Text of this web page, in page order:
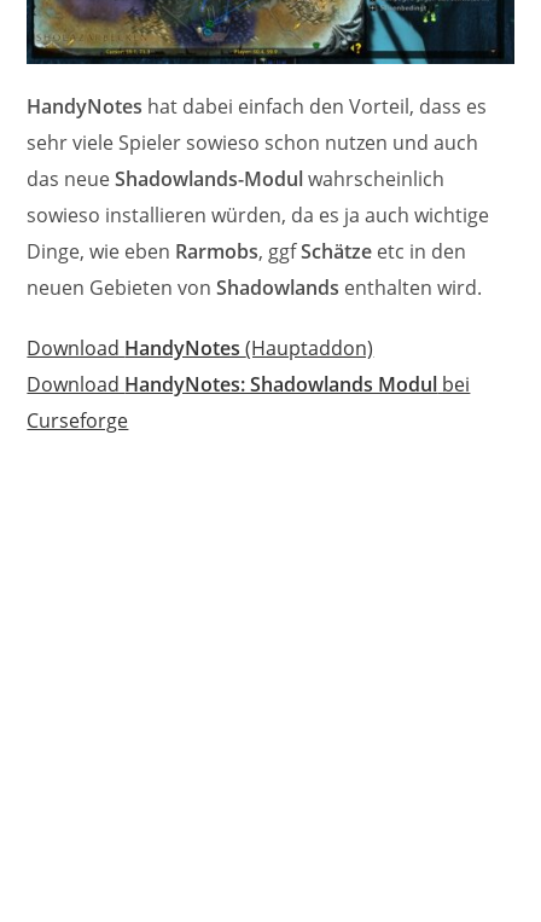
HandyNotes hat dabei einfach den Vorteil, dass es
sehr viele Spieler sowieso schon nutzen und auch
das neueShadowlands-Modulwahrscheinlich
sowieso installieren würden, da es ja auch wichtige
Dinge, wie eben Rarmobs, ggfSchätze etc in den
neuen Gebieten vonShadowlands enthalten wird.
Download HandyNotes(Hauptaddon)
Download HandyNotes: Shadowlands Modul bei
Curseforge